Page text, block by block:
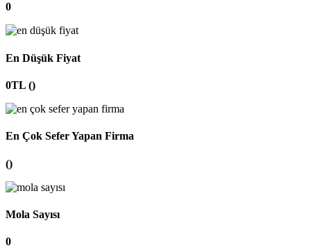
0
En Düşük Fiyat
0TL ()
En Çok Sefer Yapan Firma
()
Mola Sayısı
0